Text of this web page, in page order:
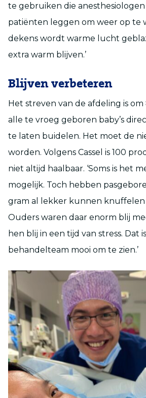
te gebruiken die
patiënten leggen om weer op te
dekens wordt warme lucht
extra warm blijven.’
Blijven verbeteren
Het streven van de afdeling is
alle te vroeg geboren baby’s
te laten buidelen. Het moet de
worden. Volgens Cassel is 100
niet altijd haalbaar. ‘Soms is het
mogelijk. Toch hebben
gram al lekker kunnen knuffelen
Ouders waren daar enorm blij
hen blij in een tijd van stress. Dat
behandelteam mooi om te zien.’